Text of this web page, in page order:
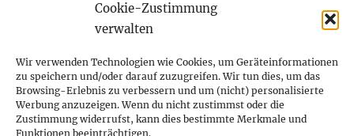
Cookie-Zustimmung
verwalten
Wir verwenden Technologien wie Cookies, um Geräteinformationen
zu speichern und/oder darauf zuzugreifen. Wir tun dies, um das
Browsing-Erlebnis zu verbessern und um (nicht) personalisierte
Werbung anzuzeigen. Wenn du nicht zustimmst oder die
Zustimmung widerrufst, kann dies bestimmte Merkmale und
Funktionen beeinträchtigen.
expand
child
YouTube
Instagram